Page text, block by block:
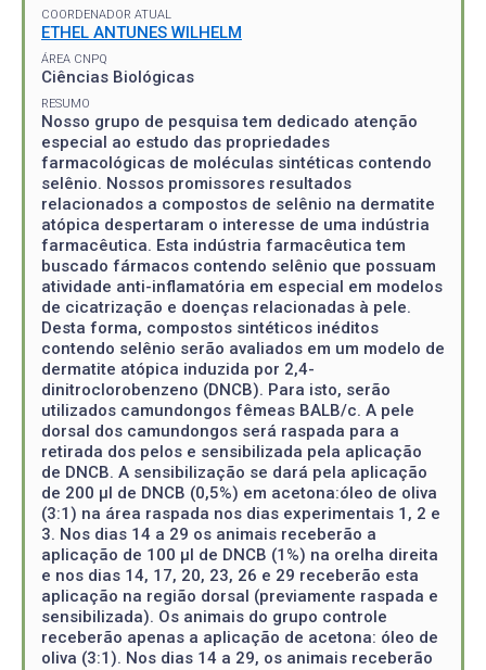
COORDENADOR ATUAL
ETHEL ANTUNES WILHELM
ÁREA CNPQ
Ciências Biológicas
RESUMO
Nosso grupo de pesquisa tem dedicado atenção
especial ao estudo das propriedades
farmacológicas de moléculas sintéticas contendo
selênio. Nossos promissores resultados
relacionados a compostos de selênio na dermatite
atópica despertaram o interesse de uma indústria
farmacêutica. Esta indústria farmacêutica tem
buscado fármacos contendo selênio que possuam
atividade anti-inflamatória em especial em modelos
de cicatrização e doenças relacionadas à pele.
Desta forma, compostos sintéticos inéditos
contendo selênio serão avaliados em um modelo de
dermatite atópica induzida por 2,4-
dinitroclorobenzeno (DNCB). Para isto, serão
utilizados camundongos fêmeas BALB/c. A pele
dorsal dos camundongos será raspada para a
retirada dos pelos e sensibilizada pela aplicação
de DNCB. A sensibilização se dará pela aplicação
de 200 µl de DNCB (0,5%) em acetona:óleo de oliva
(3:1) na área raspada nos dias experimentais 1, 2 e
3. Nos dias 14 a 29 os animais receberão a
aplicação de 100 µl de DNCB (1%) na orelha direita
e nos dias 14, 17, 20, 23, 26 e 29 receberão esta
aplicação na região dorsal (previamente raspada e
sensibilizada). Os animais do grupo controle
receberão apenas a aplicação de acetona: óleo de
oliva (3:1). Nos dias 14 a 29, os animais receberão